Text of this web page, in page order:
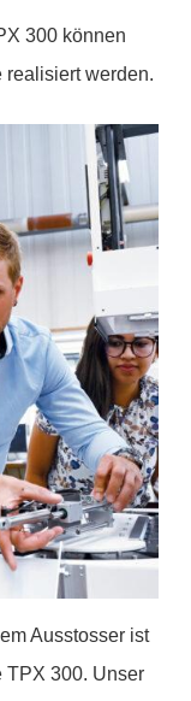
300 können
realisiert werden.
Ausstosser ist
TPX 300. Unser